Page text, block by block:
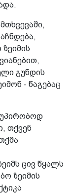
გუნდის
- წაგებაც
უპირობოდ
თქვენ
ცივ წყალს
ზეიმის